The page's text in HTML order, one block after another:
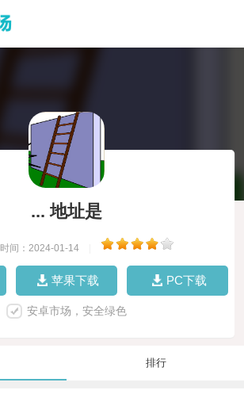
... 地址是
时间：2024-01-14
苹果下载 PC下载
安卓市场，安全绿色
排行